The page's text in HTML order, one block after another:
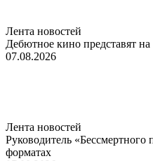
Лента новостей
Дебютное кино представят на
07.08.2026
Лента новостей
Руководитель «Бессмертного
форматах